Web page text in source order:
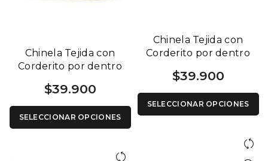
Chinela Tejida con
Corderito por dentro
$39.900
SELECCIONAR OPCIONES
Chinela Tejida con
Corderito por dentro
$39.900
SELECCIONAR OPCIONES